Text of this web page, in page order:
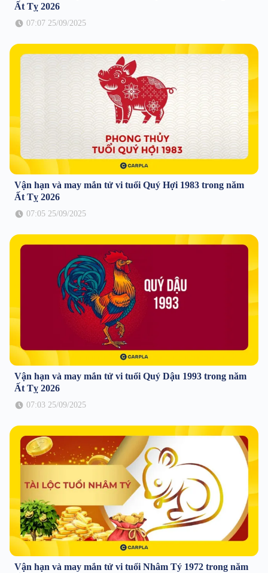
Ất Tỵ 2026
07:07 25/09/2025
Vận hạn và may mắn tử vi tuổi Quý Hợi 1983 trong năm
Ất Tỵ 2026
07:05 25/09/2025
Vận hạn và may mắn tử vi tuổi Quý Dậu 1993 trong năm
Ất Tỵ 2026
07:03 25/09/2025
Vận hạn và may mắn tử vi tuổi Nhâm Tý 1972 trong năm